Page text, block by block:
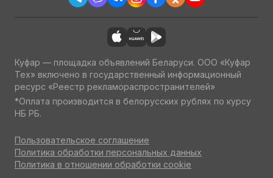
Куфар — площадка объявлений Беларуси. ООО «Куфар
Тех» включено в государственный информационный
ресурс «Реестр рекламораспространителей»
*Оплата производится в белорусских рублях по курсу
НБ РБ.
Пользовательское соглашение
Политика обработки персональных данных
Политика в отношении обработки cookie